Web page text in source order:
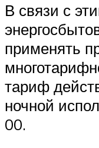
В связи с
применять
тариф
ночной
00.